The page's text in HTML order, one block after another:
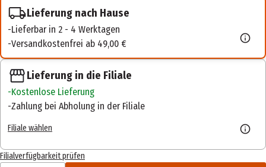
Lieferung nach Hause
Lieferbar in 2 - 4 Werktagen
Versandkostenfrei ab 49,00 €
Lieferung in die Filiale
Kostenlose Lieferung
Zahlung bei Abholung in der Filiale
Filiale wählen
Filialverfügbarkeit prüfen